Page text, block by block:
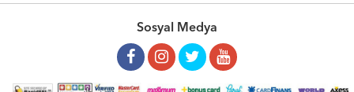
Sosyal Medya